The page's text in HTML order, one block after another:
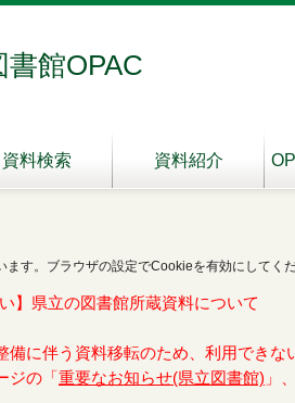
館OPAC
資料検索 資料紹介
ます。ブラウザの設定でCookieを有効にしてく
】県立の図書館所蔵資料について
備に伴う資料移転のため、利用できな
ジの「 重要なお知らせ(県立図書館) 」